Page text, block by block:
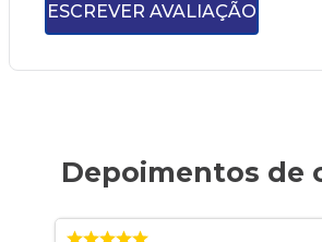
ESCREVER AVALIAÇÃO